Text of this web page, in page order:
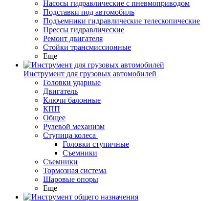
Насосы гидравлические с пневмоприводом
Подставки под автомобиль
Подъемники гидравлические телескопические
Прессы гидравлические
Ремонт двигателя
Стойки трансмиссионные
Еще
Инструмент для грузовых автомобилей
Головки ударные
Двигатель
Ключи балонные
КПП
Общее
Рулевой механизм
Ступица колеса
Головки ступичные
Съемники
Съемники
Тормозная система
Шаровые опоры
Еще